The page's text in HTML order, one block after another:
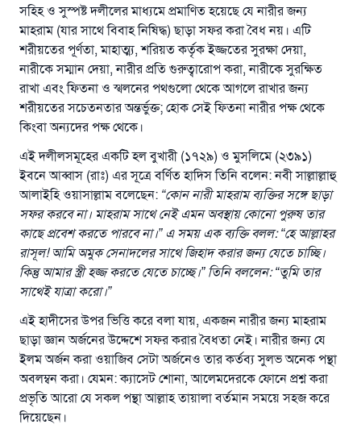
সহিহ ও সুস্পষ্ট দলীলের মাধ্যমে প্রমাণিত হয়েছে যে নারীর জন্য
মাহরাম (যার সাথে বিবাহ নিষিদ্ধ) ছাড়া সফর করা বৈধ নয়। এটি
শরীয়তের পূর্ণতা, মাহাত্ম্য, শরিয়ত কর্তৃক ইজ্জতের সুরক্ষা দেয়া,
নারীকে সম্মান দেয়া, নারীর প্রতি গুরুত্বারোপ করা, নারীকে সুরক্ষিত
রাখা এবং ফিতনা ও স্খলনের পথগুলো থেকে আগলে রাখার জন্য
শরীয়তের সচেতনতার অন্তর্ভুক্ত; হোক সেই ফিতনা নারীর পক্ষ থেকে
কিংবা অন্যদের পক্ষ থেকে।
এই দলীলসমূহের একটি হল বুখারী (১৭২৯) ও মুসলিমে (২৩৯১)
ইবনে আব্বাস (রাঃ) এর সূত্রে বর্ণিত হাদিস তিনি বলেন: নবী সাল্লাল্লাহু
আলাইহি ওয়াসাল্লাম বলেছেন: “কোন নারী মাহরাম ব্যক্তির সঙ্গে ছাড়া
সফর করবে না। মাহরাম সাথে নেই এমন অবস্থায় কোনো পুরুষ তার
কাছে প্রবেশ করতে পারবে না।” এ সময় এক ব্যক্তি বলল: “হে আল্লাহর
রাসূল! আমি অমুক সেনাদলের সাথে জিহাদ করার জন্য যেতে চাচ্ছি।
কিন্তু আমার স্ত্রী হজ্জ করতে যেতে চাচ্ছে।” তিনি বললেন: “তুমি তার
সাথেই যাত্রা করো।”
এই হাদীসের উপর ভিত্তি করে বলা যায়, একজন নারীর জন্য মাহরাম
ছাড়া জ্ঞান অর্জনের উদ্দেশে সফর করার বৈধতা নেই। নারীর জন্য যে
ইলম অর্জন করা ওয়াজিব সেটা অর্জনেও তার কর্তব্য সুলভ অনেক পন্থা
অবলম্বন করা। যেমন: ক্যাসেট শোনা, আলেমদেরকে ফোনে প্রশ্ন করা
প্রভৃতি আরো যে সকল পন্থা আল্লাহ তায়ালা বর্তমান সময়ে সহজ করে
দিয়েছেন।